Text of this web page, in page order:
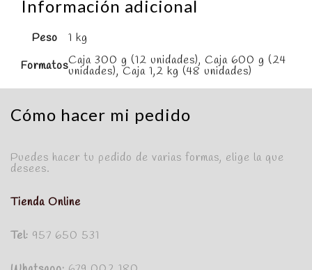
Información adicional
Peso
1 kg
FormatosCaja 300 g (12 unidades), Caja 600 g (24
unidades), Caja 1,2 kg (48 unidades)
Cómo hacer mi pedido
Puedes hacer tu pedido de varias formas, elige la que
desees.
Tienda Online
Tel: 957 650 531